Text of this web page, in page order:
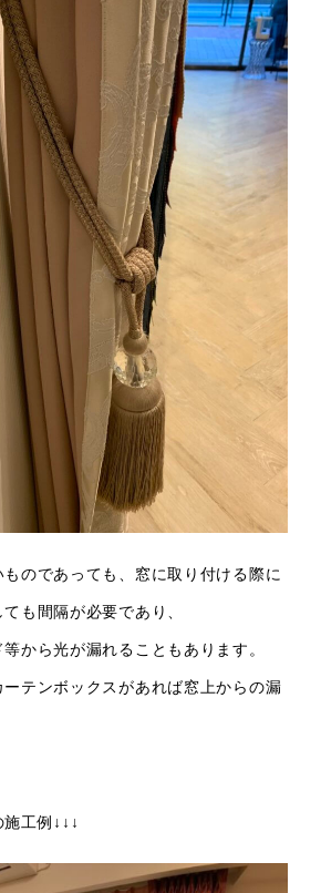
のであっても、窓に取り付ける際に
も間隔が必要であり、
から光が漏れることもあります。
テンボックスがあれば窓上からの漏
工例↓↓↓